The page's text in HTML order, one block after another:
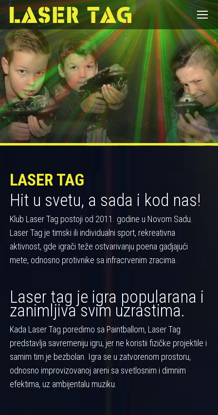
LASER TAG
Hit u svetu, a sada i kod nas!
Klub Laser Tag postoji od 2011. godine u Novom Sadu.
Laser Tag je timski ili individualni sport, rekreativna
aktivnost, gde igrači teže ostvarivanju poena gadjajući
mete, odnosno protivnike sa infracrvenim zracima.
Laser tag je igra popularana i
zanimljiva svim uzrastima.
Kada Laser Tag poredimo sa Paintballom, Laser Tag
predstavlja savremeniju igru, jer ne koristii fizičke projektile i
samim tim je bezbolan. Igra se u zatvorenom prostoru,
odnosno improvizovanoj areni sa svetlosnim i dimnim
efektima, uz ambijentalu muziku.